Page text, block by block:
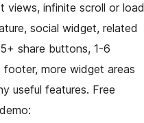
views, infinite scroll or load
social widget, related
share buttons, 1-6
footer, more widget areas
useful features. Free